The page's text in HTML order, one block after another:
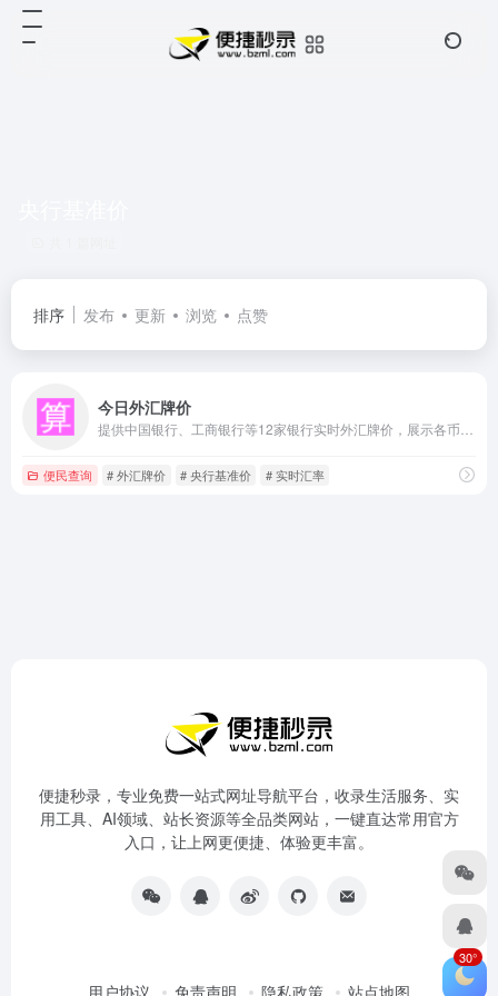
排序 发布 更新 浏览 点赞
今日外汇牌价
便民查询 # 外汇牌价 # 央行基准价 # 实时汇率
便捷秒录，专业免费一站式网址导航平台，收录生活服务、实
用工具、AI领域、站长资源等全品类网站，一键直达常用官方
入口，让上网更便捷、体验更丰富。
30°